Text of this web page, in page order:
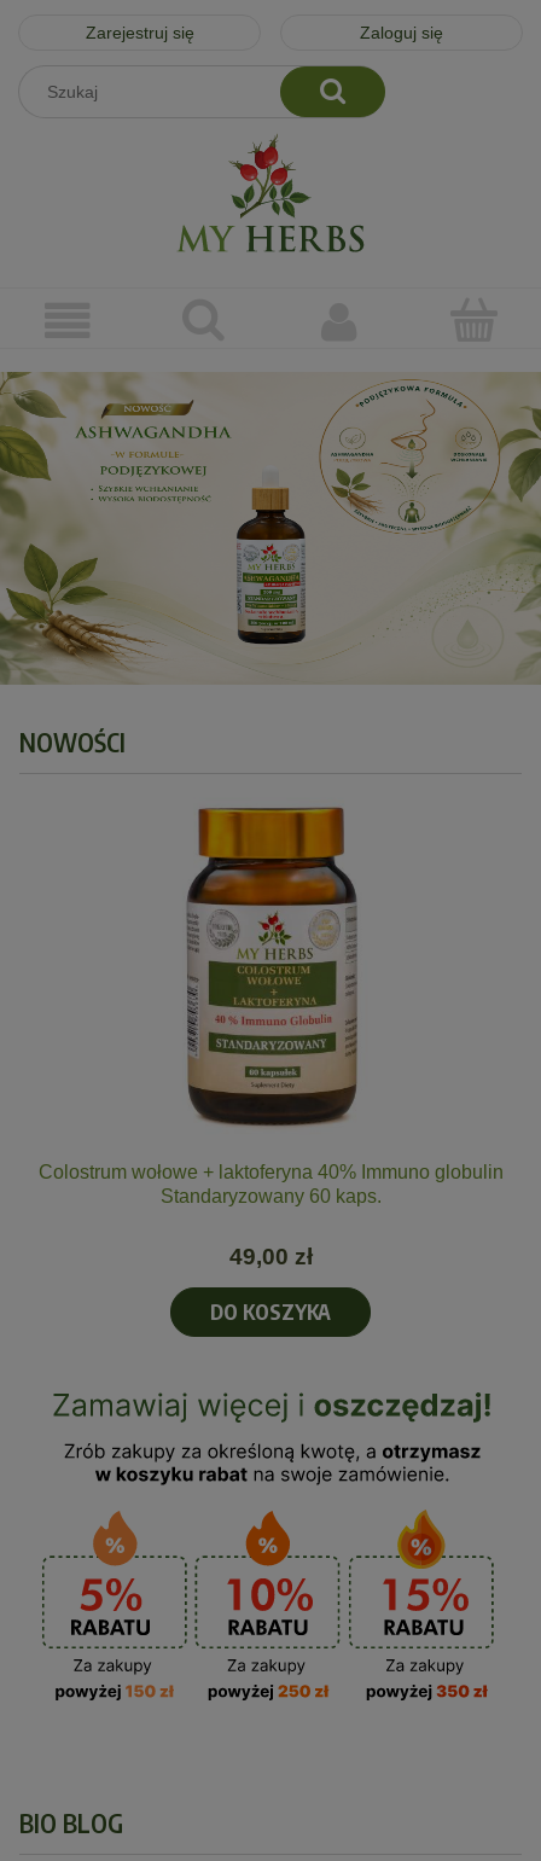
Zarejestruj się Zaloguj się
NOWOŚCI
Colostrum wołowe + laktoferyna 40% Immuno globulin
Standaryzowany 60 kaps.
49,00 zł
DO KOSZYKA
BIO BLOG